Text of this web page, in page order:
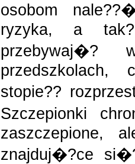
osobom
ryzyka, a
przebywaj�?
przedszkolach,
stopie??
Szczepionki
zaszczepione,
znajduj�?ce